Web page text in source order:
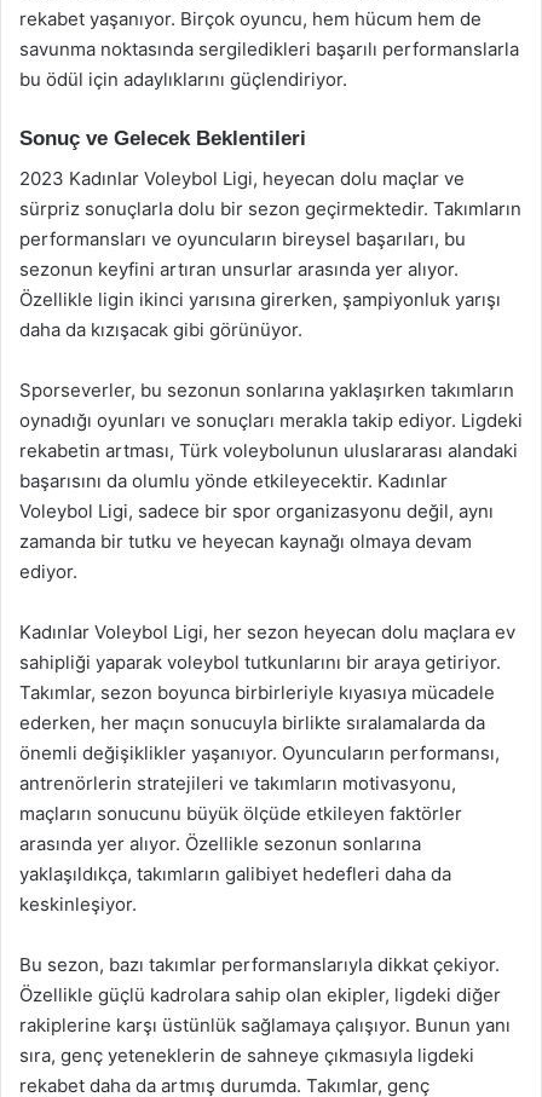
rekabet yaşanıyor. Birçok oyuncu, hem hücum hem de
savunma noktasında sergiledikleri başarılı performanslarla
bu ödül için adaylıklarını güçlendiriyor.
Sonuç ve Gelecek Beklentileri
2023 Kadınlar Voleybol Ligi, heyecan dolu maçlar ve
sürpriz sonuçlarla dolu bir sezon geçirmektedir. Takımların
performansları ve oyuncuların bireysel başarıları, bu
sezonun keyfini artıran unsurlar arasında yer alıyor.
Özellikle ligin ikinci yarısına girerken, şampiyonluk yarışı
daha da kızışacak gibi görünüyor.
Sporseverler, bu sezonun sonlarına yaklaşırken takımların
oynadığı oyunları ve sonuçları merakla takip ediyor. Ligdeki
rekabetin artması, Türk voleybolunun uluslararası alandaki
başarısını da olumlu yönde etkileyecektir. Kadınlar
Voleybol Ligi, sadece bir spor organizasyonu değil, aynı
zamanda bir tutku ve heyecan kaynağı olmaya devam
ediyor.
Kadınlar Voleybol Ligi, her sezon heyecan dolu maçlara ev
sahipliği yaparak voleybol tutkunlarını bir araya getiriyor.
Takımlar, sezon boyunca birbirleriyle kıyasıya mücadele
ederken, her maçın sonucuyla birlikte sıralamalarda da
önemli değişiklikler yaşanıyor. Oyuncuların performansı,
antrenörlerin stratejileri ve takımların motivasyonu,
maçların sonucunu büyük ölçüde etkileyen faktörler
arasında yer alıyor. Özellikle sezonun sonlarına
yaklaşıldıkça, takımların galibiyet hedefleri daha da
keskinleşiyor.
Bu sezon, bazı takımlar performanslarıyla dikkat çekiyor.
Özellikle güçlü kadrolara sahip olan ekipler, ligdeki diğer
rakiplerine karşı üstünlük sağlamaya çalışıyor. Bunun yanı
sıra, genç yeteneklerin de sahneye çıkmasıyla ligdeki
rekabet daha da artmış durumda. Takımlar, genç